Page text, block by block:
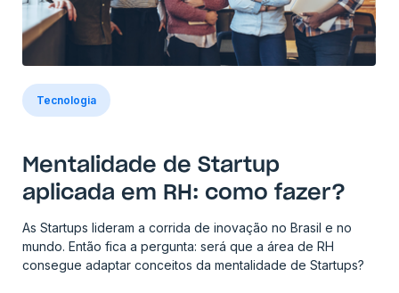
Tecnologia
Mentalidade de Startup
aplicada em RH: como fazer?
As Startups lideram a corrida de inovação no Brasil e no
mundo. Então fica a pergunta: será que a área de RH
consegue adaptar conceitos da mentalidade de Startups?